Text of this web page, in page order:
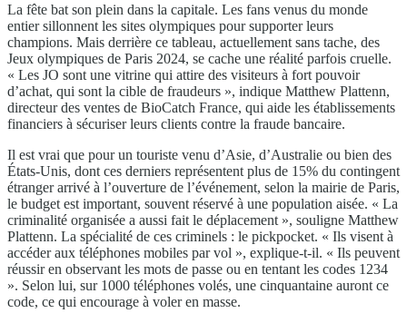
La fête bat son plein dans la capitale. Les fans venus du monde
entier sillonnent les sites olympiques pour supporter leurs
champions. Mais derrière ce tableau, actuellement sans tache, des
Jeux olympiques de Paris 2024, se cache une réalité parfois cruelle.
« Les JO sont une vitrine qui attire des visiteurs à fort pouvoir
d’achat, qui sont la cible de fraudeurs », indique Matthew Plattenn,
directeur des ventes de BioCatch France, qui aide les établissements
financiers à sécuriser leurs clients contre la fraude bancaire.
Il est vrai que pour un touriste venu d’Asie, d’Australie ou bien des
États-Unis, dont ces derniers représentent plus de 15% du contingent
étranger arrivé à l’ouverture de l’événement, selon la mairie de Paris,
le budget est important, souvent réservé à une population aisée. « La
criminalité organisée a aussi fait le déplacement », souligne Matthew
Plattenn. La spécialité de ces criminels : le pickpocket. « Ils visent à
accéder aux téléphones mobiles par vol », explique-t-il. « Ils peuvent
réussir en observant les mots de passe ou en tentant les codes 1234
». Selon lui, sur 1000 téléphones volés, une cinquantaine auront ce
code, ce qui encourage à voler en masse.